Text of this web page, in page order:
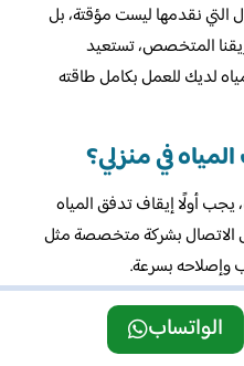
الواتساب
التي نقدمها ليست مؤقتة، بل
المتخصص، تستعيد
لديك للعمل بكامل طاقته
في منزلي؟
أولًا إيقاف تدفق المياه
الاتصال بشركة متخصصة مثل
وإصلاحه بسرعة.
في دبي